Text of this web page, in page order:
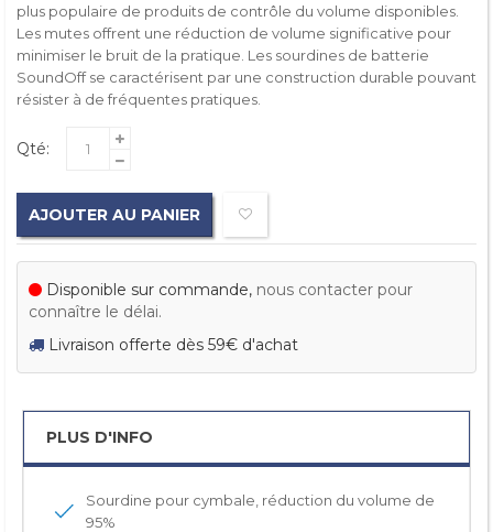
plus populaire de produits de contrôle du volume disponibles.
Les mutes offrent une réduction de volume significative pour
minimiser le bruit de la pratique. Les sourdines de batterie
SoundOff se caractérisent par une construction durable pouvant
résister à de fréquentes pratiques.
Qté:
AJOUTER AU PANIER
Disponible sur commande, nous contacter pour
connaître le délai.
Livraison offerte dès 59€ d'achat
PLUS D'INFO
Sourdine pour cymbale, réduction du volume de
95%